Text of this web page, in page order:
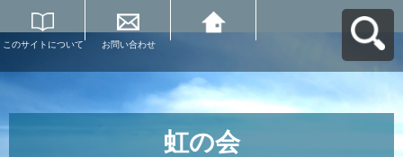
このサイトについて お問い合わせ
虹の会